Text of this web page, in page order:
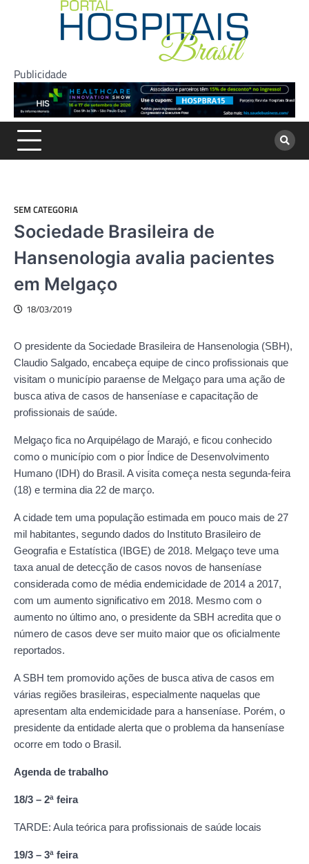
Publicidade
SEM CATEGORIA
Sociedade Brasileira de
Hansenologia avalia pacientes
em Melgaço
18/03/2019
O presidente da Sociedade Brasileira de Hansenologia (SBH),
Claudio Salgado, encabeça equipe de cinco profissionais que
visitam o município paraense de Melgaço para uma ação de
busca ativa de casos de hanseníase e capacitação de
profissionais de saúde.
Melgaço fica no Arquipélago de Marajó, e ficou conhecido
como o município com o pior Índice de Desenvolvimento
Humano (IDH) do Brasil. A visita começa nesta segunda-feira
(18) e termina dia 22 de março.
A cidade tem uma população estimada em pouco mais de 27
mil habitantes, segundo dados do Instituto Brasileiro de
Geografia e Estatística (IBGE) de 2018. Melgaço teve uma
taxa anual de detecção de casos novos de hanseníase
considerada como de média endemicidade de 2014 a 2017,
com um aumento significativo em 2018. Mesmo com o
aumento no último ano, o presidente da SBH acredita que o
número de casos deve ser muito maior que os oficialmente
reportados.
A SBH tem promovido ações de busca ativa de casos em
várias regiões brasileiras, especialmente naquelas que
apresentam alta endemicidade para a hanseníase. Porém, o
presidente da entidade alerta que o problema da hanseníase
ocorre em todo o Brasil.
Agenda de trabalho
18/3 – 2ª feira
TARDE: Aula teórica para profissionais de saúde locais
19/3 – 3ª feira